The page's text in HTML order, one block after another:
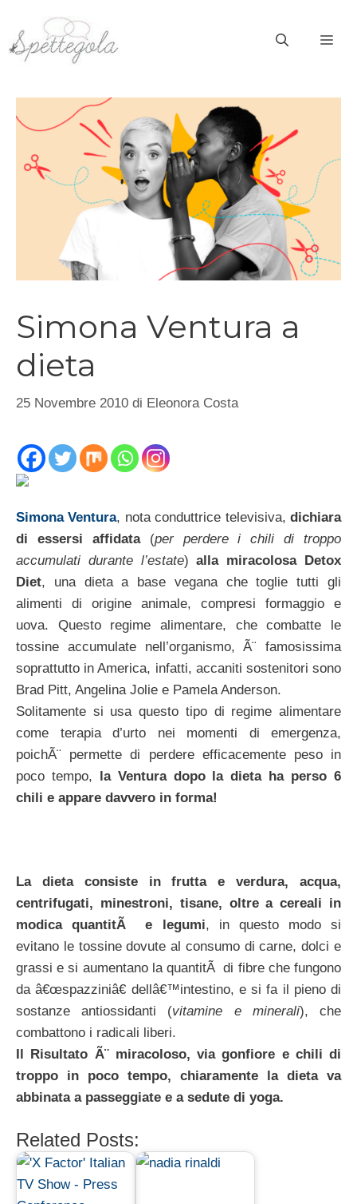
contenuto
Simona Ventura a
dieta
25 Novembre 2010 di Eleonora Costa
Simona Ventura, nota conduttrice televisiva,dichiara
di essersi affidata (per perdere i chili di troppo
accumulati durante l’estate)alla miracolosa Detox
Diet, una dieta a base vegana che toglie tutti gli
alimenti di origine animale, compresi formaggio e
uova. Questo regime alimentare, che combatte le
tossine accumulate nell’organismo, Ã¨ famosissima
soprattutto in America, infatti, accaniti sostenitori sono
Brad Pitt, Angelina Jolie e Pamela Anderson.
Solitamente si usa questo tipo di regime alimentare
come terapia d’urto nei momenti di emergenza,
poichÃ¨ permette di perdere efficacemente peso in
poco tempo,
la Ventura dopo la dieta ha perso 6
chili e appare davvero in forma!
La dieta consiste in frutta e verdura, acqua,
centrifugati, minestroni, tisane, oltre a cereali in
modica quantitÃ e legumi, in questo modo si
evitano le tossine dovute al consumo di carne, dolci e
grassi e si aumentano la quantitÃ di fibre che fungono
da â€œspazziniâ€ dellâ€™intestino, e si fa il pieno di
sostanze antiossidanti (vitamine e minerali), che
combattono i radicali liberi.
Il Risultato Ã¨ miracoloso, via gonfiore e chili di
troppo in poco tempo, chiaramente la dieta va
abbinata a passeggiate e a sedute di yoga.
Related Posts: